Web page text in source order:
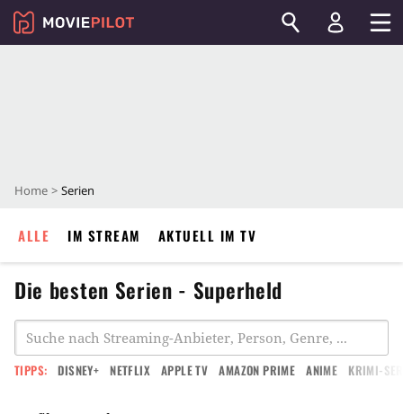
Home Serien
ALLE IM STREAM AKTUELL IM TV
Die besten Serien - Superheld
TIPPS: DISNEY+ NETFLIX APPLE TV AMAZON PRIME ANIME KRIMI-